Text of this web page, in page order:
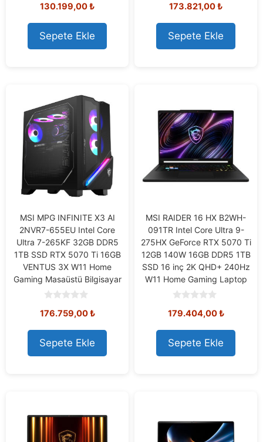
out of 5
130.199,00₺
Sepete Ekle
o
t
o
f
5
173.821,00₺
Sepete Ekle
MSI MPG INFINITE X3 AI
2NVR7-655EU Intel Core
Ultra 7-265KF 32GB DDR5
1TB SSD RTX 5070 Ti 16GB
VENTUS 3X W11 Home
Gaming Masaüstü Bilgisayar
o
t
o
f
5
176.759,00₺
Sepete Ekle
MSI RAIDER 16 HX B2WH-
091TR Intel Core Ultra 9-
275HX GeForce RTX 5070 Ti
12GB 140W 16GB DDR5 1TB
SSD 16 inç 2K QHD+ 240Hz
W11 Home Gaming Laptop
o
t
o
f
5
179.404,00₺
Sepete Ekle